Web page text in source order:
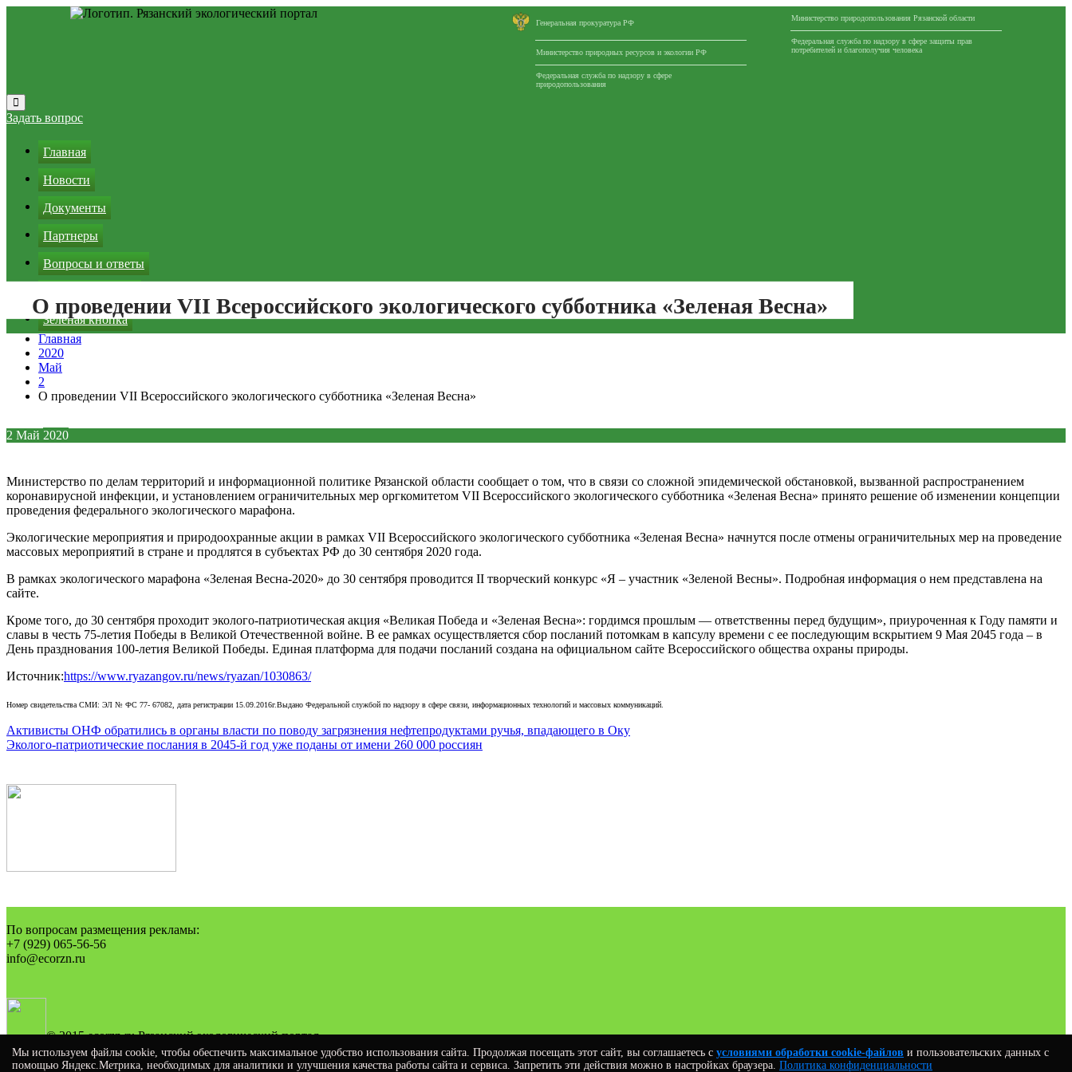
Генеральная прокуратура РФ
Министерство природных ресурсов и экологии РФ
Федеральная служба по надзору в сфере
природопользования
Министерство природопользования Рязанской области
Федеральная служба по надзору в сфере защиты прав
потребителей и благополучия человека
Перейти
к
содержимому
Задать вопрос
Главная
Новости
Документы
Партнеры
Вопросы и ответы
Зеленая кнопка
О проведении VII Всероссийского экологического субботника «Зеленая Весна»
Главная
2020
Май
2
О проведении VII Всероссийского экологического субботника «Зеленая Весна»
2 Май 2020
Министерство по делам территорий и информационной политике Рязанской области сообщает о том, что в связи со сложной эпидемической обстановкой, вызванной распространением
коронавирусной инфекции, и установлением ограничительных мер оргкомитетом VII Всероссийского экологического субботника «Зеленая Весна» принято решение об изменении концепции
проведения федерального экологического марафона.
Экологические мероприятия и природоохранные акции в рамках VII Всероссийского экологического субботника «Зеленая Весна» начнутся после отмены ограничительных мер на проведение
массовых мероприятий в стране и продлятся в субъектах РФ до 30 сентября 2020 года.
В рамках экологического марафона «Зеленая Весна-2020» до 30 сентября проводится II творческий конкурс «Я – участник «Зеленой Весны». Подробная информация о нем представлена на
сайте.
Кроме того, до 30 сентября проходит эколого-патриотическая акция «Великая Победа и «Зеленая Весна»: гордимся прошлым — ответственны перед будущим», приуроченная к Году памяти и
славы в честь 75-летия Победы в Великой Отечественной войне. В ее рамках осуществляется сбор посланий потомкам в капсулу времени с ее последующим вскрытием 9 Мая 2045 года – в
День празднования 100-летия Великой Победы. Единая платформа для подачи посланий создана на официальном сайте Всероссийского общества охраны природы.
Источник:https://www.ryazangov.ru/news/ryazan/1030863/
Номер свидетельства СМИ: ЭЛ № ФС 77- 67082, дата регистрации 15.09.2016г.Выдано Федеральной службой по надзору в сфере связи, информационных технологий и массовых коммуникаций.
Навигация
по
Активисты ОНФ обратились в органы власти по поводу загрязнения нефтепродуктами ручья, впадающего в Оку
Эколого-патриотические послания в 2045-й год уже поданы от имени 260 000 россиян
По вопросам размещения рекламы:
+7 (929) 065-56-56
info@ecorzn.ru
© 2015 ecorzn.ru Рязанский экологический портал
Реестровая запись СМИ:ЭЛ № ФС 77- 67082, дата регистрации 15.09.2016г.
Политика конфиденциальности
Мы используем файлы cookie, чтобы обеспечить максимальное удобство использования сайта. Продолжая посещать этот сайт, вы соглашаетесь с условиями обработки cookie-файлов и пользовательских данных с
помощью Яндекс.Метрика, необходимых для аналитики и улучшения качества работы сайта и сервиса. Запретить эти действия можно в настройках браузера. Политика конфиденциальности